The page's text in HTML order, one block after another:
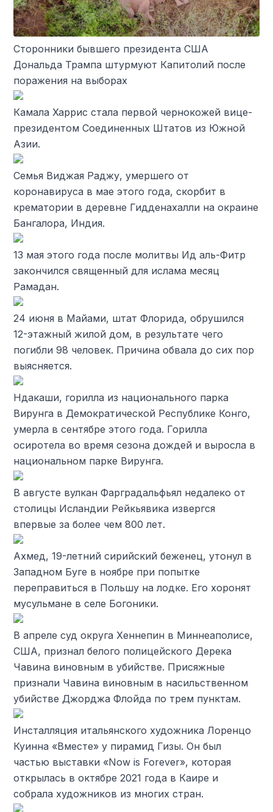
Сторонники бывшего президента США
Дональда Трампа штурмуют Капитолий после
поражения на выборах
Камала Харрис стала первой чернокожей вице-
президентом Соединенных Штатов из Южной
Азии.
Семья Виджая Раджу, умершего от
коронавируса в мае этого года, скорбит в
крематории в деревне Гидденахалли на окраине
Бангалора, Индия.
13 мая этого года после молитвы Ид аль-Фитр
закончился священный для ислама месяц
Рамадан.
24 июня в Майами, штат Флорида, обрушился
12-этажный жилой дом, в результате чего
погибли 98 человек. Причина обвала до сих пор
выясняется.
Ндакаши, горилла из национального парка
Вирунга в Демократической Республике Конго,
умерла в сентябре этого года. Горилла
осиротела во время сезона дождей и выросла в
национальном парке Вирунга.
В августе вулкан Фарградальфьял недалеко от
столицы Исландии Рейкьявика извергся
впервые за более чем 800 лет.
Ахмед, 19-летний сирийский беженец, утонул в
Западном Буге в ноябре при попытке
переправиться в Польшу на лодке. Его хоронят
мусульмане в селе Богоники.
В апреле суд округа Хеннепин в Миннеаполисе,
США, признал белого полицейского Дерека
Чавина виновным в убийстве. Присяжные
признали Чавина виновным в насильственном
убийстве Джорджа Флойда по трем пунктам.
Инсталляция итальянского художника Лоренцо
Куинна «Вместе» у пирамид Гизы. Он был
частью выставки «Now is Forever», которая
открылась в октябре 2021 года в Каире и
собрала художников из многих стран.